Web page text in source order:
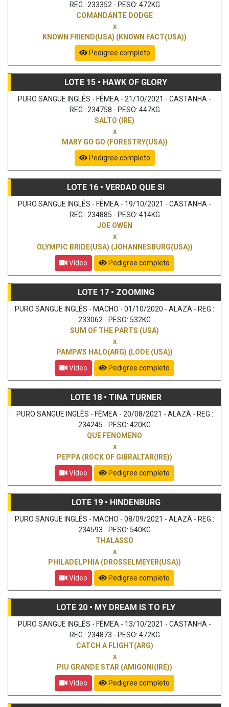
REG.: 233352 - PESO: 472KG
COMANDANTE DODGE
x
KNOWN FRIEND(USA) (KNOWN FACT(USA))
Pedigree completo
LOTE 15 • HAWK OF GLORY
PURO SANGUE INGLÊS - FÊMEA - 21/10/2021 - CASTANHA -
REG.: 234758 - PESO: 447KG
SALTO (IRE)
x
MARY GO GO (FORESTRY(USA))
Pedigree completo
LOTE 16 • VERDAD QUE SI
PURO SANGUE INGLÊS - FÊMEA - 19/10/2021 - CASTANHA -
REG.: 234885 - PESO: 414KG
JOE OWEN
x
OLYMPIC BRIDE(USA) (JOHANNESBURG(USA))
Vídeo
Pedigree completo
LOTE 17 • ZOOMING
PURO SANGUE INGLÊS - MACHO - 01/10/2020 - ALAZÃ - REG.:
233062 - PESO: 532KG
SUM OF THE PARTS (USA)
x
PAMPA'S HALO(ARG) (LODE (USA))
Vídeo
Pedigree completo
LOTE 18 • TINA TURNER
PURO SANGUE INGLÊS - FÊMEA - 20/08/2021 - ALAZÃ - REG.:
234245 - PESO: 420KG
QUE FENOMENO
x
PEPPA (ROCK OF GIBRALTAR(IRE))
Vídeo
Pedigree completo
LOTE 19 • HINDENBURG
PURO SANGUE INGLÊS - MACHO - 08/09/2021 - ALAZÃ - REG.:
234593 - PESO: 540KG
THALASSO
x
PHILADELPHIA (DROSSELMEYER(USA))
Vídeo
Pedigree completo
LOTE 20 • MY DREAM IS TO FLY
PURO SANGUE INGLÊS - FÊMEA - 13/10/2021 - CASTANHA -
REG.: 234873 - PESO: 472KG
CATCH A FLIGHT(ARG)
x
PIU GRANDE STAR (AMIGONI(IRE))
Vídeo
Pedigree completo